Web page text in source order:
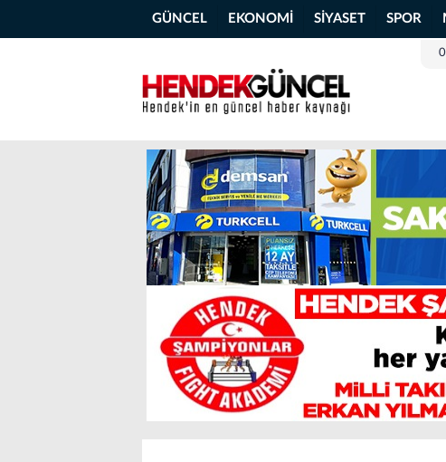
GÜNCEL EKONOMİ SİYASET SPOR